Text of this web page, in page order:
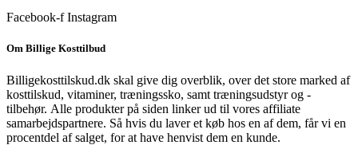
Facebook-f Instagram
Om Billige Kosttilbud
Billigekosttilskud.dk skal give dig overblik, over det store marked af
kosttilskud, vitaminer, træningssko, samt træningsudstyr og -
tilbehør. Alle produkter på siden linker ud til vores affiliate
samarbejdspartnere. Så hvis du laver et køb hos en af dem, får vi en
procentdel af salget, for at have henvist dem en kunde.